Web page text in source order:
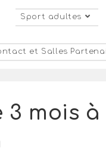
Sport adultes
et Salles
3 mois